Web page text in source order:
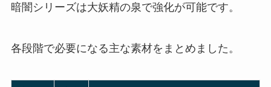
暗闇シリーズは大妖精の泉で強化が可能です。
各段階で必要になる主な素材をまとめました。